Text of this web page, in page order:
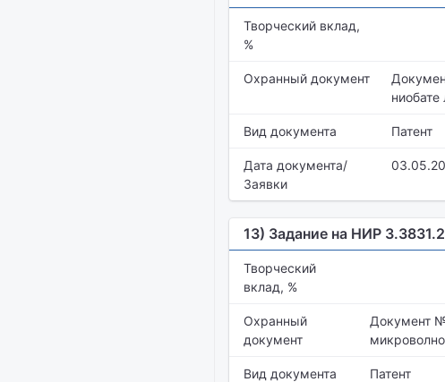
Творческий вклад,
%
Охранный документ
Вид документа Патент
Дата документа/
Заявки
13) Задание на НИР
Творческий
вклад, %
Охранный
документ
Документ
Вид документа Патент